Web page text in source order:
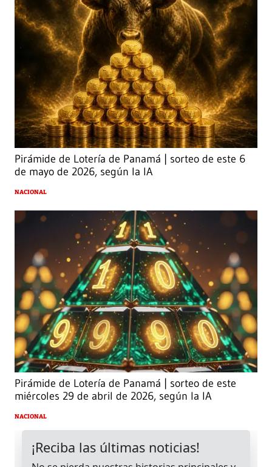
Pirámide de Lotería de Panamá | sorteo de este 6
de mayo de 2026, según la IA
NACIONAL
Pirámide de Lotería de Panamá | sorteo de este
miércoles 29 de abril de 2026, según la IA
NACIONAL